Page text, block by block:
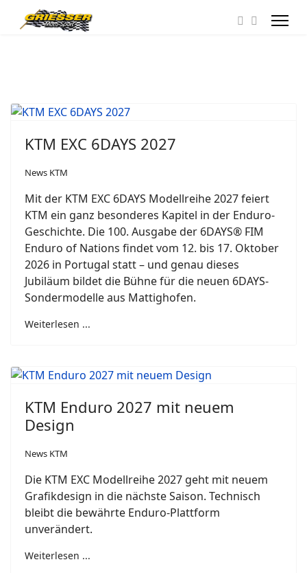
KTM EXC 6DAYS 2027
News KTM
Mit der KTM EXC 6DAYS Modellreihe 2027 feiert
KTM ein ganz besonderes Kapitel in der Enduro-
Geschichte. Die 100. Ausgabe der 6DAYS® FIM
Enduro of Nations findet vom 12. bis 17. Oktober
2026 in Portugal statt – und genau dieses
Jubiläum bildet die Bühne für die neuen 6DAYS-
Sondermodelle aus Mattighofen.
Weiterlesen ...
KTM Enduro 2027 mit neuem
Design
News KTM
Die KTM EXC Modellreihe 2027 geht mit neuem
Grafikdesign in die nächste Saison. Technisch
bleibt die bewährte Enduro-Plattform
unverändert.
Weiterlesen ...